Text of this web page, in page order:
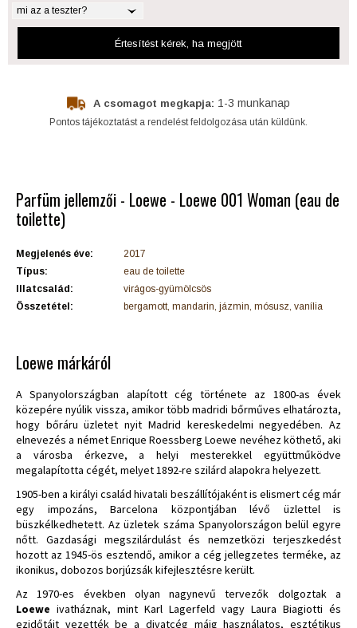
mi az a teszter?
Értesítést kérek , ha megjött
A csomagot megkapja: 1-3 munkanap
Pontos tájékoztatást a rendelést feldolgozása után küldünk.
Parfüm jellemzői - Loewe - Loewe 001 Woman (eau de
toilette)
Megjelenés éve:
2017
Típus:
eau de toilette
Illatcsalád:
virágos-gyümölcsös
Összetétel:
bergamott, mandarin, jázmin, mósusz, vanília
Loewe márkáról
A Spanyolországban alapított cég története az 1800-as évek
közepére nyúlik vissza, amikor több madridi bőrműves elhatározta,
hogy bőráru üzletet nyit Madrid kereskedelmi negyedében. Az
elnevezés a német Enrique Roessberg Loewe nevéhez köthető, aki
a városba érkezve, a helyi mesterekkel együttműködve
megalapította cégét, melyet 1892-re szilárd alapokra helyezett.
1905-ben a királyi család hivatali beszállítójaként is elismert cég már
egy impozáns, Barcelona központjában lévő üzlettel is
büszkélkedhetett. Az üzletek száma Spanyolországon belül egyre
nőtt. Gazdasági megszilárdulást és nemzetközi terjeszkedést
hozott az 1945-ös esztendő, amikor a cég jellegzetes terméke, az
ikonikus, dobozos borjúzsák kifejlesztésre került.
Az 1970-es években olyan nagynevű tervezők dolgoztak a
Loewe ivatháznak, mint Karl Lagerfeld vagy Laura Biagiotti és
ezidőtájt vezették be a divatcég máig használatos, esztétikus